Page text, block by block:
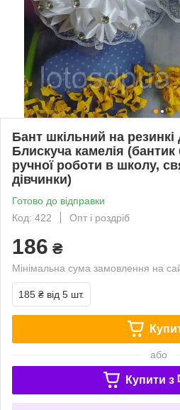
Бант шкільний на
Блискуча камелія (бантик
ручної роботи в школу,
дівчинки)
Готово до відправки
Код: 422
Опт і роздріб
186 ₴
Мінімальна сума замовлення на
185 ₴ від 5 шт.
або
Купити з